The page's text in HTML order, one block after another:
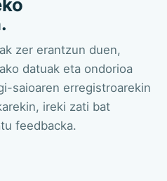
zer erantzun duen,
datuak eta ondorioa
saioaren erregistroarekin
ireki zati bat
feedbacka.